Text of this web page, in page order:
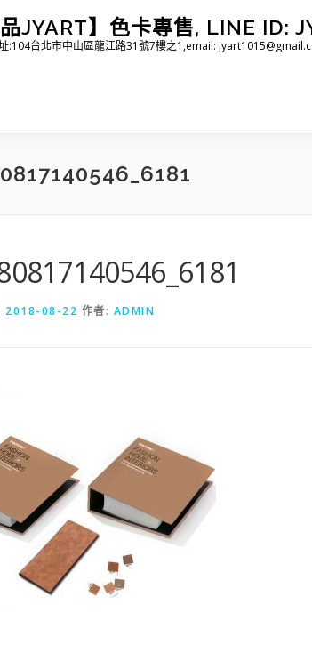
品JYART】色卡專售, LINE
:104台北市中山區龍江路31號7樓之1,email:
2018-08-22 作者: ADMIN